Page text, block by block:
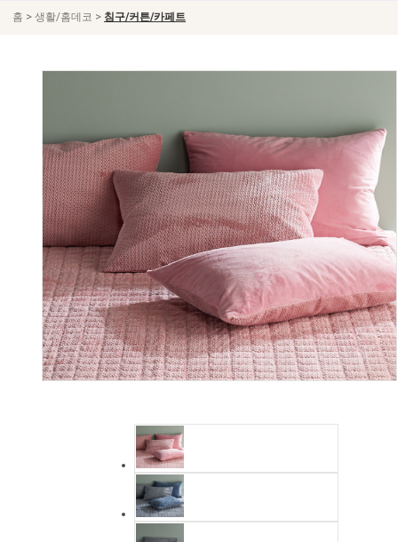
홈 > 생활/홈데코 > 침구/커튼/카페트